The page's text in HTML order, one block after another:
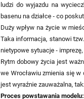
ludzi do wyjazdu na
basenu na działce - co
Duży wpływ na życie w
Taka informacja, stanowi
nietypowe sytuacje -
Rytm dobowy życia jest
we Wrocławiu zmienia się
jest wyraźnie zauważalna,
Proces powstawania modelu: